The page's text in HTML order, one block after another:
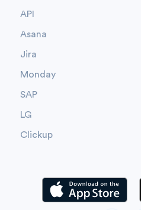
API
Asana
Jira
Monday
SAP
LG
Clickup